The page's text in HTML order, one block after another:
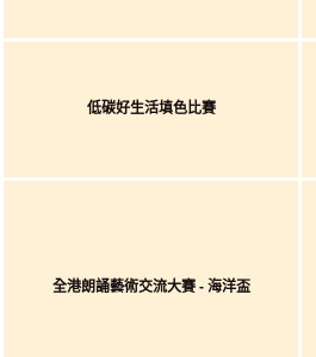
低碳好生活填色比賽
全港朗誦藝術交流大賽 - 海洋盃